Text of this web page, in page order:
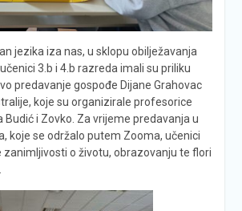
jezika iza nas, u sklopu obilježavanja
3.b i 4.b razreda imali su priliku
predavanje gospođe Dijane Grahovac
koje su organizirale profesorice
Budić i Zovko. Za vrijeme predavanja u
koje se održalo putem Zooma, učenici
zanimljivosti o životu, obrazovanju te flori